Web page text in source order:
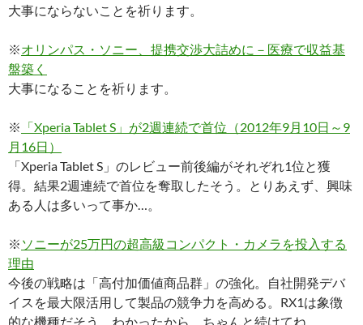
大事にならないことを祈ります。
※オリンパス・ソニー、提携交渉大詰めに－医療で収益基
盤築く
大事になることを祈ります。
※ 「Xperia Tablet S」が2週連続で首位（2012年9月10日～9
月16日）
「Xperia Tablet S」のレビュー前後編がそれぞれ1位と獲
得。結果2週連続で首位を奪取したそう。とりあえず、興味
ある人は多いって事か…。
※ ソニーが25万円の超高級コンパクト・カメラを投入する
理由
今後の戦略は「高付加価値商品群」の強化。自社開発デバ
イスを最大限活用して製品の競争力を高める。RX1は象徴
的な機種だそう。わかったから、ちゃんと続けてね…。